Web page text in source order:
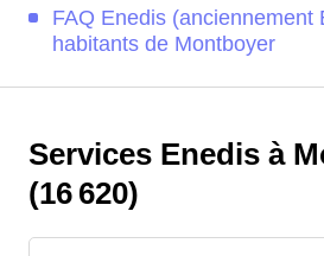
FAQ Enedis (anciennement
habitants de Montboyer
Services Enedis à
(16 620)